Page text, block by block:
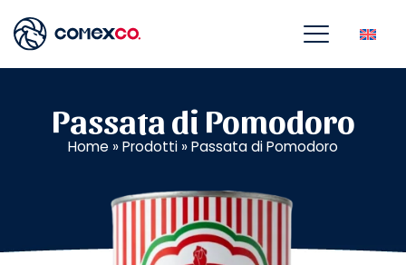
Passata di Pomodoro
Home »Prodotti »Passata di Pomodoro